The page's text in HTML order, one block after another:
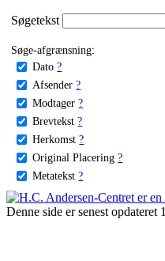
Søgetekst
Søge-afgrænsning:
Dato ?
Afsender ?
Modtager ?
Brevtekst ?
Herkomst ?
Original Placering ?
Metatekst ?
Denne side er senest